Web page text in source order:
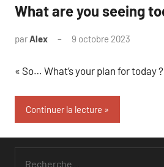
What are you seeing
parAlex 9 octobre 2023
« So… What’s your plan for today
Continuer la lecture